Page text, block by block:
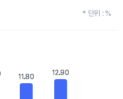
* 단위 : %
Data ranges from 0 to
11.80
11.80 12.90
12.90